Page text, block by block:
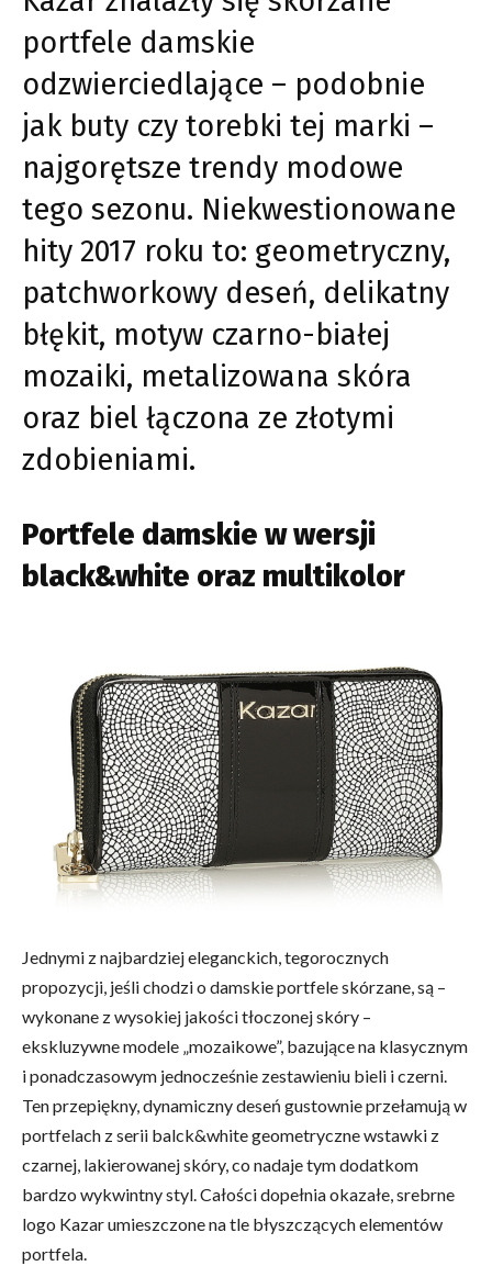
portfele damskie
odzwierciedlające – podobnie
jak buty czy torebki tej marki –
najgorętsze trendy modowe
tego sezonu. Niekwestionowane
hity 2017 roku to: geometryczny,
patchworkowy deseń, delikatny
błękit, motyw czarno-białej
mozaiki, metalizowana skóra
oraz biel łączona ze złotymi
zdobieniami.
Portfele damskie w wersji
black&white oraz multikolor
Jednymi z najbardziej eleganckich, tegorocznych
propozycji, jeśli chodzi o damskie portfele skórzane, są –
wykonane z wysokiej jakości tłoczonej skóry –
ekskluzywne modele „mozaikowe”, bazujące na klasycznym
i ponadczasowym jednocześnie zestawieniu bieli i czerni.
Ten przepiękny, dynamiczny deseń gustownie przełamują w
portfelach z serii balck&white geometryczne wstawki z
czarnej, lakierowanej skóry, co nadaje tym dodatkom
bardzo wykwintny styl. Całości dopełnia okazałe, srebrne
logo Kazar umieszczone na tle błyszczących elementów
portfela.